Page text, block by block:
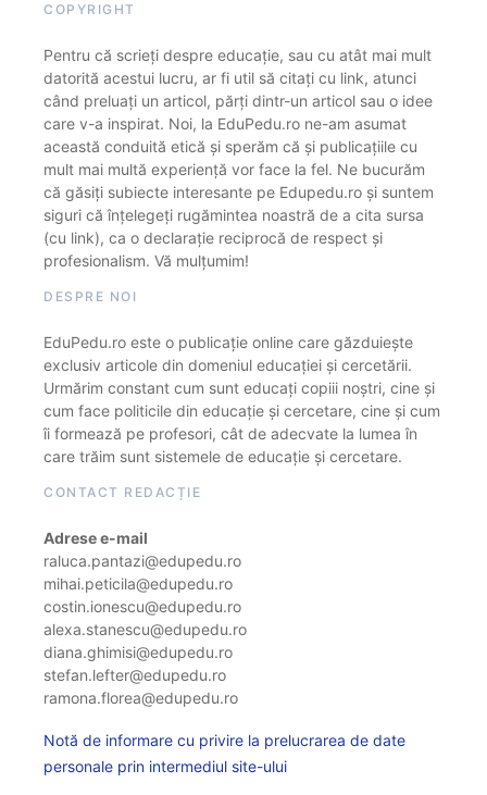
COPYRIGHT
Pentru că scrieți despre educație, sau cu atât mai mult
datorită acestui lucru, ar fi util să citați cu link, atunci
când preluați un articol, părți dintr-un articol sau o idee
care v-a inspirat. Noi, la EduPedu.ro ne-am asumat
această conduită etică și sperăm că și publicațiile cu
mult mai multă experiență vor face la fel. Ne bucurăm
că găsiți subiecte interesante pe Edupedu.ro și suntem
siguri că înțelegeți rugămintea noastră de a cita sursa
(cu link), ca o declarație reciprocă de respect și
profesionalism. Vă mulțumim!
DESPRE NOI
EduPedu.ro este o publicație online care găzduiește
exclusiv articole din domeniul educației și cercetării.
Urmărim constant cum sunt educați copiii noștri, cine și
cum face politicile din educație și cercetare, cine și cum
îi formează pe profesori, cât de adecvate la lumea în
care trăim sunt sistemele de educație și cercetare.
CONTACT REDACȚIE
Adrese e-mail
raluca.pantazi@edupedu.ro
mihai.peticila@edupedu.ro
costin.ionescu@edupedu.ro
alexa.stanescu@edupedu.ro
diana.ghimisi@edupedu.ro
stefan.lefter@edupedu.ro
ramona.florea@edupedu.ro
Notă de informare cu privire la prelucrarea de date
personale prin intermediul site-ului